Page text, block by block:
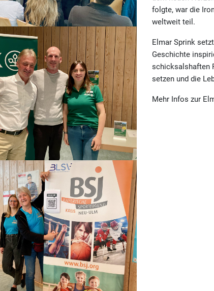
folgte, war die
weltweit teil.
Elmar Sprink
Geschichte
schicksalshaften
setzen und die
Mehr Infos zur